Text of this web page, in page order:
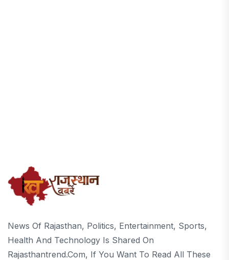
News Of Rajasthan, Politics, Entertainment, Sports,
Health And Technology Is Shared On
Rajasthantrend.com, If You Want To Read All These